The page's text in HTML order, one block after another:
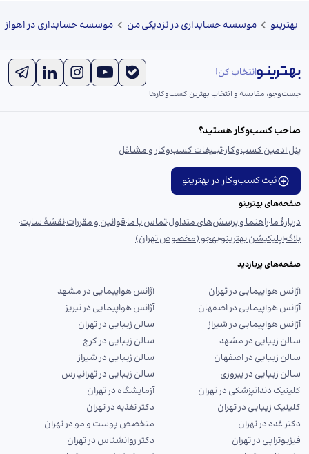
بهترینو موسسه حسابداری در نزدیکی من موسسه حسابداری در اهواز
انتخاب کن!
جست‌و‌جو، مقایسه و انتخاب بهترین کسب‌وکارها
صاحب کسب‌وکار هستید؟
پنل ادمین کسب‌وکارتبلیغات کسب‌وکار و مشاغل
ثبت کسب‌وکار در بهترینو
صفحه‌های بهترینو
دربارهٔ ماراهنما و پرسش‌های متداولتماس با ماقوانین و مقرراتنقشهٔ سایت
بلاگاپلیکیشن بهترینوبهجو (مخصوص تهران)
صفحه‌های پربازدید
آژانس هواپیمایی در تهران
آژانس هواپیمایی در مشهد
آژانس هواپیمایی در اصفهان
آژانس هواپیمایی در تبریز
آژانس هواپیمایی در شیراز
سالن زیبایی در تهران
سالن زیبایی در مشهد
سالن زیبایی در کرج
سالن زیبایی در اصفهان
سالن زیبایی در شیراز
سالن زیبایی در پیروزی
سالن زیبایی در تهرانپارس
کلینیک دندانپزشکی در تهران
آزمایشگاه در تهران
کلینیک زیبایی در تهران
دکتر تغذیه در تهران
دکتر غدد در تهران
متخصص پوست و مو در تهران
فیزیوتراپی در تهران
دکتر روانشناس در تهران